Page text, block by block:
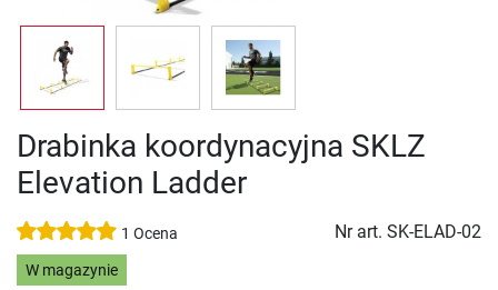
Drabinka koordynacyjna SKLZ
Elevation Ladder
1 Ocena Nr art. SK-ELAD-02
W magazynie